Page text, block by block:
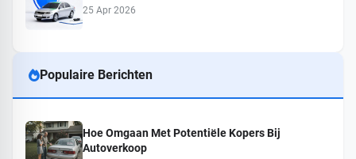
25 Apr 2026
Populaire Berichten
Hoe Omgaan Met Potentiële Kopers Bij
Autoverkoop